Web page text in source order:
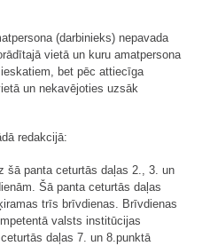
(darbinieks) nepavada
vietā un kuru amatpersona
bet pēc attiecīga
un nekavējoties uzsāk
redakcijā:
šā panta ceturtās daļas 2., 3. un
Šā panta ceturtās daļas
trīs brīvdienas. Brīvdienas
valsts institūcijas
daļas 7. un 8.punktā